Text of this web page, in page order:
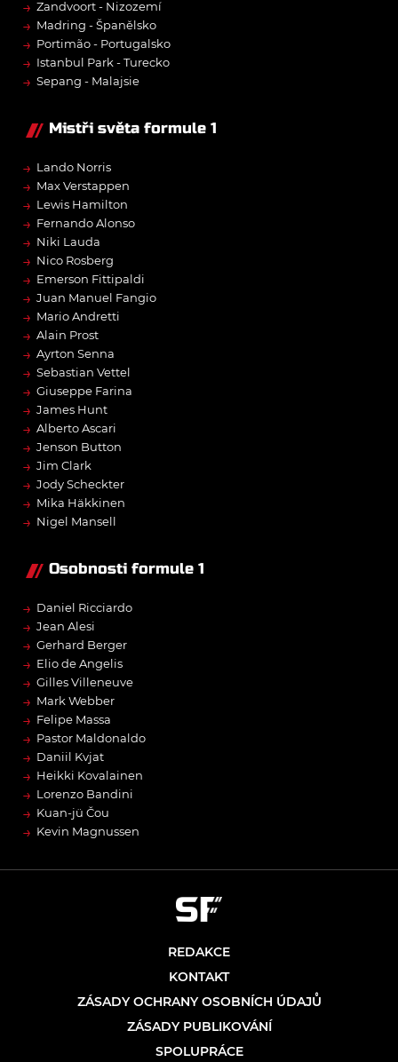
→ Zandvoort - Nizozemí
→ Madring - Španělsko
→ Portimão - Portugalsko
→ Istanbul Park - Turecko
→ Sepang - Malajsie
Mistři světa formule 1
→ Lando Norris
→ Max Verstappen
→ Lewis Hamilton
→ Fernando Alonso
→ Niki Lauda
→ Nico Rosberg
→ Emerson Fittipaldi
→ Juan Manuel Fangio
→ Mario Andretti
→ Alain Prost
→ Ayrton Senna
→ Sebastian Vettel
→ Giuseppe Farina
→ James Hunt
→ Alberto Ascari
→ Jenson Button
→ Jim Clark
→ Jody Scheckter
→ Mika Häkkinen
→ Nigel Mansell
Osobnosti formule 1
→ Daniel Ricciardo
→ Jean Alesi
→ Gerhard Berger
→ Elio de Angelis
→ Gilles Villeneuve
→ Mark Webber
→ Felipe Massa
→ Pastor Maldonaldo
→ Daniil Kvjat
→ Heikki Kovalainen
→ Lorenzo Bandini
→ Kuan-jü Čou
→ Kevin Magnussen
REDAKCE
KONTAKT
ZÁSADY OCHRANY OSOBNÍCH ÚDAJŮ
ZÁSADY PUBLIKOVÁNÍ
SPOLUPRÁCE